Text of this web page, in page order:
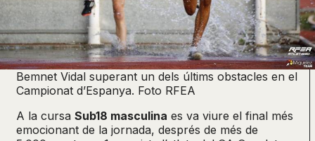
Bemnet Vidal superant un dels últims obstacles en el
Campionat d’Espanya. Foto RFEA
A la cursa Sub18 masculina es va viure el final més
emocionant de la jornada, després de més de